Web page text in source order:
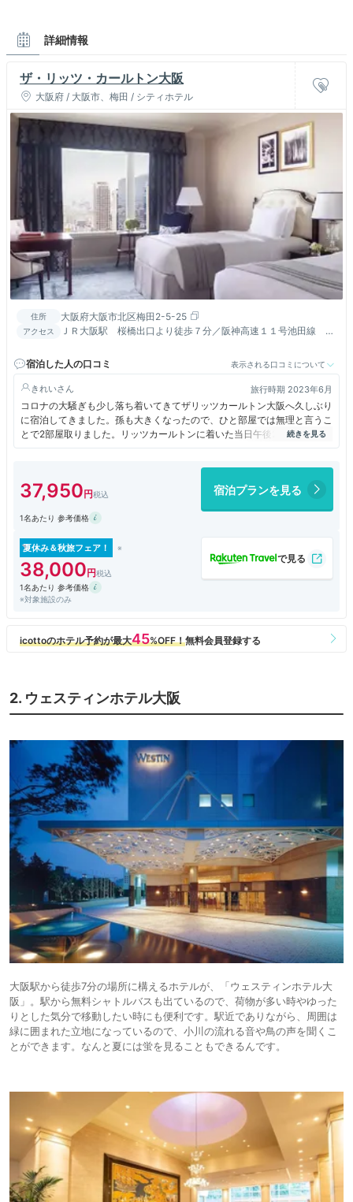
詳細情報
ザ・リッツ・カールトン大阪
大阪府 / 大阪市、梅田 / シティホテル
住所 大阪府大阪市北区梅田2-5-25
アクセス
ＪＲ大阪駅 桜橋出口より徒歩７分／阪神高速１１号池田線 出
宿泊した人の口コミ
表示される口コミについて
きれい 旅行時期 2023年6月
コロナの大騒ぎも少し落ち着いてきてザリッツカールトン大阪へ久しぶり
に宿泊してきました。孫も大きくなったので、ひと部屋では無理と言うこ
とで2部屋取りました。リッツカールトンに着いた当日午後2時半過ぎは
以前のコロナ前と同じでホテル利用のお客さんでいっぱいになっていまし
えして頂きました。お祝いのメッセージもいただきました。お部屋もとて
も素敵でリッツカールトン大阪を満喫してきました。
37,950 宿泊プランを見る
1名あたり 参考価格
夏休み＆秋旅フェア！
38,000
1名あたり 参考価格
※対象施設のみ
2. ウェスティンホテル大阪
大阪駅から徒歩7分の場所に構えるホテルが、「ウェスティンホテル大
阪」。駅から無料シャトルバスも出ているので、荷物が多い時やゆった
りとした気分で移動したい時にも便利です。駅近でありながら、周囲は
緑に囲まれた立地になっているので、小川の流れる音や鳥の声を聞くこ
とができます。なんと夏には蛍を見ることもできるんです。